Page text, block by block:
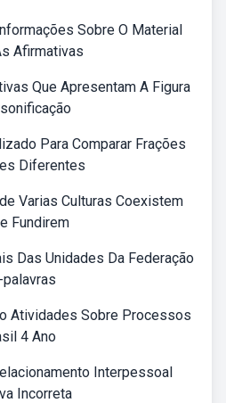
Sobre O Material
Afirmativas
Que Apresentam A Figura
Para Comparar Frações
Diferentes
Varias Culturas Coexistem
Fundirem
Das Unidades Da Federação
Atividades Sobre Processos
4 Ano
Interpessoal
Incorreta